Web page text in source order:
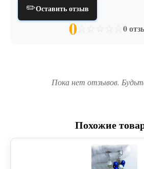
✏️Оставить отзыв
0☆ ☆ ☆ ☆ ☆ 0
Пока нет отзывов.
Похожие